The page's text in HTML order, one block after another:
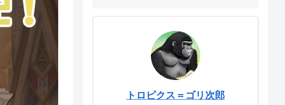
トロピクス＝ゴリ次郎